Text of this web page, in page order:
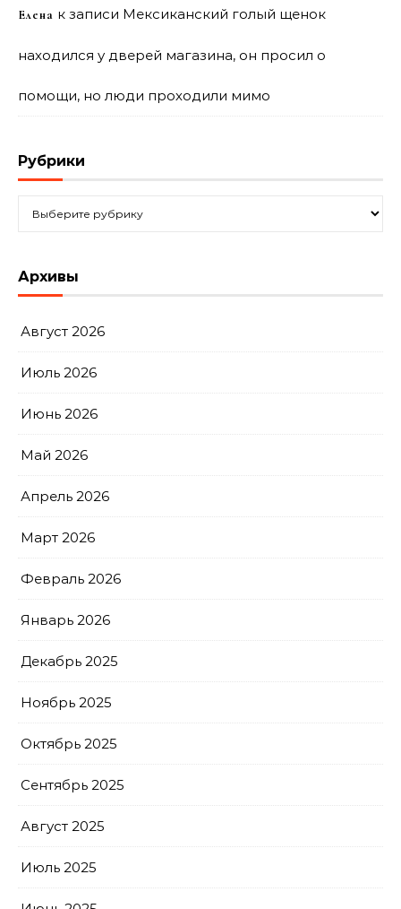
Елена к записи Мексиканский голый щенок
находился у дверей магазина, он просил о
помощи, но люди проходили мимо
Рубрики
Архивы
Август 2026
Июль 2026
Июнь 2026
Май 2026
Апрель 2026
Март 2026
Февраль 2026
Январь 2026
Декабрь 2025
Ноябрь 2025
Октябрь 2025
Сентябрь 2025
Август 2025
Июль 2025